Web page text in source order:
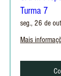
Turma 7
seg., 26 de
Mais